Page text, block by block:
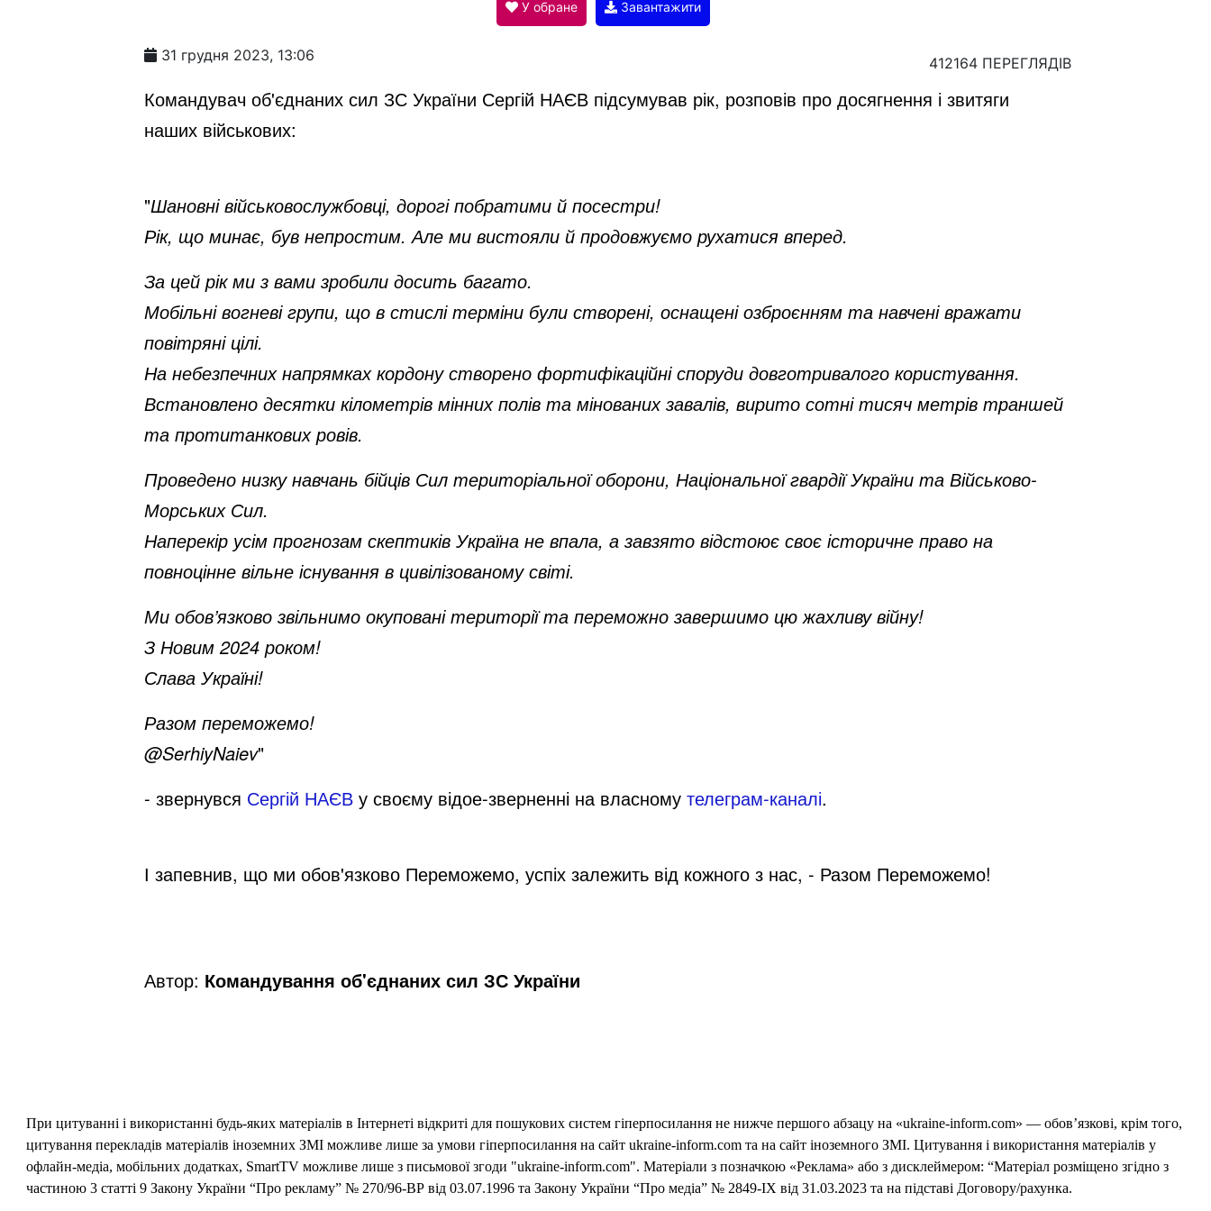
e
У обране Завантажити
31 грудня 2023, 13:06 412164 ПЕРЕГЛЯДІВ
Командувач об'єднаних сил ЗС України Сергій НАЄВ підсумував рік, розповів про досягнення і звитяги
наших військових:
"Шановні військовослужбовці, дорогі побратими й посестри!
Рік, що минає, був непростим. Але ми вистояли й продовжуємо рухатися вперед.
За цей рік ми з вами зробили досить багато.
Мобільні вогневі групи, що в стислі терміни були створені, оснащені озброєнням та навчені вражати
повітряні цілі.
На небезпечних напрямках кордону створено фортифікаційні споруди довготривалого користування.
Встановлено десятки кілометрів мінних полів та мінованих завалів, вирито сотні тисяч метрів траншей
та протитанкових ровів.
Проведено низку навчань бійців Сил територіальної оборони, Національної гвардії України та Військово-
Морських Сил.
Наперекір усім прогнозам скептиків Україна не впала, а завзято відстоює своє історичне право на
повноцінне вільне існування в цивілізованому світі.
Ми обов’язково звільнимо окуповані території та переможно завершимо цю жахливу війну!
З Новим 2024 роком!
Слава Україні!
Разом переможемо!
@SerhiyNaiev"
- звернувся Сергій НАЄВу своєму відое-зверненні на власному телеграм-каналі.
І запевнив, що ми обов'язково Переможемо, успіх залежить від кожного з нас, - Разом Переможемо!
Автор: Командування об'єднаних сил ЗС України
При цитуванні і використанні будь-яких матеріалів в Інтернеті відкриті для пошукових систем гіперпосилання не нижче першого абзацу на «ukraine-inform.com» — обов’язкові, крім того,
цитування перекладів матеріалів іноземних ЗМІ можливе лише за умови гіперпосилання на сайт ukraine-inform.com та на сайт іноземного ЗМІ. Цитування і використання матеріалів у
офлайн-медіа, мобільних додатках, SmartTV можливе лише з письмової згоди "ukraine-inform.com". Матеріали з позначкою «Реклама» або з дисклеймером: “Матеріал розміщено згідно з
частиною 3 статті 9 Закону України “Про рекламу” № 270/96-ВР від 03.07.1996 та Закону України “Про медіа” № 2849-IX від 31.03.2023 та на підставі Договору/рахунка.